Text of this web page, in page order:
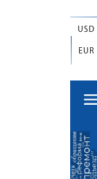
USD
EUR